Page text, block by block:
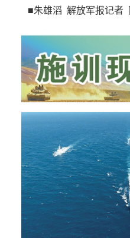
■朱雄滔 解放军报记者